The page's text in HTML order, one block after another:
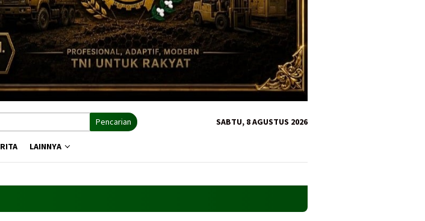
Pencarian SABTU, 8 AGUSTUS 2026
LAINNYA